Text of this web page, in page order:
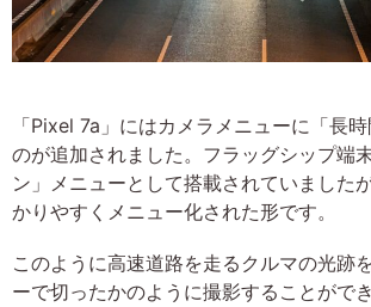
「Pixel 7a」にはカメラメニューに「長
のが追加されました。フラッグシップ端
ン」メニューとして搭載されていました
かりやすくメニュー化された形です。
このように高速道路を走るクルマの光跡
ーで切ったかのように撮影することがで